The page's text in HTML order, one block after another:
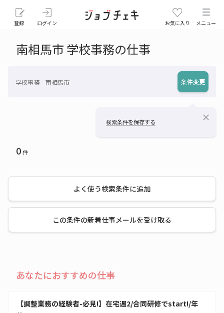
登録 ログイン お気に入り メニュー
南相馬市 学校事務の仕事
学校事務 南相馬市 条件変更
検索条件を保存する close
0件
よく使う検索条件に追加
この条件の新着仕事メールを受け取る
あなたにおすすめの仕事
【調整業務の経験者-必見!】在宅週2/合同研修でstart!/年